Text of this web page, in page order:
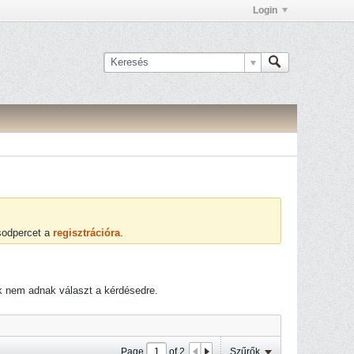
Login
a regisztrációra.
adnak választ a kérdésedre.
Page of2 Szűrők